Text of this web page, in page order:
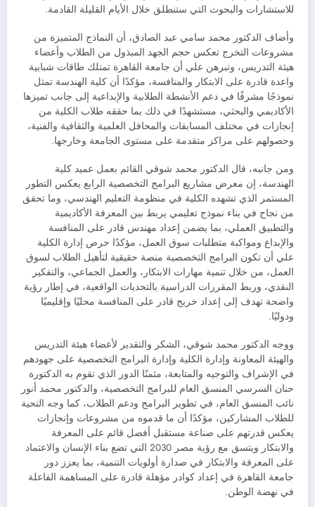
للاستشارات والبحوث التي ستنطلق خلال الأيام القليلة القادمة.
وأضاف الدكتور محمد سامي عبد الصادق، أن النماذج المتميزة من
مشروعات التخرج تعكس حجم الجهد المبذول من الطلاب وأعضاء
هيئة التدريس، وتبرهن علي أن جامعة القاهرة تمتلك طاقات شبابية
واعدة قادرة على الابتكار والمنافسة، مؤكدًا أن كلية الهندسة تمثل
نموذجًا مشرفًا في دعم الأنشطة الطلابية والإبداعية إلى جانب تميزها
الأكاديمي والبحثي، مستشهدًا في ذلك بما حققه طلاب الكلية من
إنجازات في مختلف المسابقات والمحافل العلمية والثقافية والفنية،
وحصولهم على مراكز متقدمة على مستوى الجامعة وخارجها.
ومن جانبه، قال الدكتور محمد شوقي القائم بعمل عميد كلية
الهندسة، إن معرض مشاريع البرامج التخصصية الرابع يعكس التطور
المستمر الذي تشهده الكلية في منظومة التعليم الهندسي، وما تحقق
من نجاح في بناء نموذج تعليمي يربط بين المعرفة الأكاديمية
والتطبيق العملي، بما يضمن إعداد مهندس قادر على المنافسة
والإبداع ومواكبة متطلبات سوق العمل، مؤكدًا حرص إدارة الكلية
علي أن تكون البرامج التخصصية منصة حقيقية لتأهيل الطلاب لسوق
العمل، من خلال تنمية مهارات الابتكار، والعمل الجماعي، والتفكير
النقدي، وربط المقررات الدراسية بالتحديات الواقعية، في إطار رؤية
واضحة تهدف إلى إعداد خريج قادر على المنافسة محليًا وإقليميًا
ودوليًا.
ووجه الدكتور محمد شوقي، الشكر والتقدير لأعضاء هيئة التدريس
والهيئة المعاونة وإدارة الكلية وإدارة البرامج التخصصية على جهودهم
في الإشراف والتوجيه والمتابعة، مثمنًا الدور الذي تقوم به الدكتورة
حنان السرسي المنسق العام للبرامج التخصصية، والدكتور محمد أنور
نائب المنسق العام، في تطوير البرامج ودعم الطلاب، كما وجه التحية
للطلاب المشاركين، مؤكدًا أن ما قدموه من مشروعات وإنجازات
يعكس قدرتهم على صناعة مستقبل أفضل قائم على المعرفة
والابتكار ويتسق مع رؤية مصر 2030 التي تضع بناء الإنسان والاعتماد
على المعرفة والابتكار في صدارة أولويات التنمية، بما يعزز دور
جامعة القاهرة في إعداد كوادر مؤهلة قادرة على المساهمة الفاعلة
في نهضة الوطن.